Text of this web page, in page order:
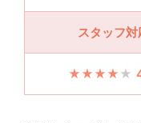
スタッフ対